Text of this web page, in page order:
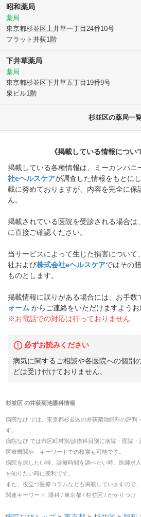
昭和薬局
薬局
東京都杉並区上井草一丁目24番10号
フラット井荻1階
下井草薬局
薬局
東京都杉並区下井草五丁目19番9号
泉ビル1階
杉並区の薬局一
《掲載している情報につい
掲載している各種情報は、ミーカンパニ
社eヘルスケアが調査した情報をもとに
載に努めておりますが、内容を完全に保
ん。
掲載されている医院を受診される場合は
に直接ご確認ください。
当サービスによって生じた損害について
社および株式会社eヘルスケアではその
ものとします。
掲載情報に誤りがある場合には、お手数
ォーム からご連絡をいただけますようお
※お電話での対応は行っておりません
必ずお読みください
病気に関するご相談や各医院への個別
どは受け付けておりません。
杉並区 の井荻菊池眼科情報
病院なび では、 東京都杉並区の井荻菊池眼科の評判
す。
病院なび では市区町村別/診療科目別に病院・医院
医療機関や、キーワードでの検索も可能です。
病院を探したい時、診療時間を調べたい時、医師求
を知りたい時に便利です。
また、役立つ医療コラムなども掲載していますので
関連キーワード: 眼科 / 東京都 / 杉並区 / かかりつけ